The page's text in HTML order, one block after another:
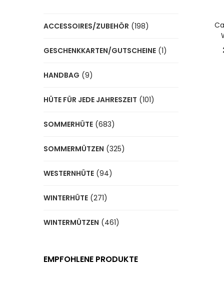
ACCESSOIRES/ZUBEHÖR (198)
GESCHENKKARTEN/GUTSCHEINE (1)
HANDBAG (9)
HÜTE FÜR JEDE JAHRESZEIT (101)
SOMMERHÜTE (683)
SOMMERMÜTZEN (325)
WESTERNHÜTE (94)
WINTERHÜTE (271)
WINTERMÜTZEN (461)
EMPFOHLENE PRODUKTE